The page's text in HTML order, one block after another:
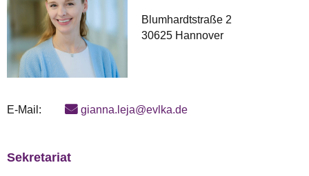
Blumhardtstraße 2
30625 Hannover
E-Mail: gianna.leja@evlka.de
Sekretariat